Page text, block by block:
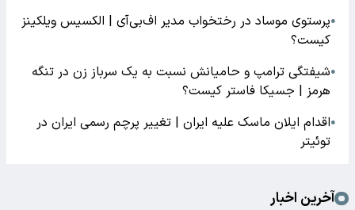
●پرستوی موساد در رختخواب مدیر اف‌بی‌آی | الکسیس ویلکینز
کیست؟
●شیفتگی ترامپ و حامیانش نسبت به یک سرباز زن در تنگه
هرمز | جسیکا فاستر کیست؟
●اقدام ایلان ماسک علیه ایران | تغییر پرچم رسمی ایران در
توئیتر
آخرین اخبار